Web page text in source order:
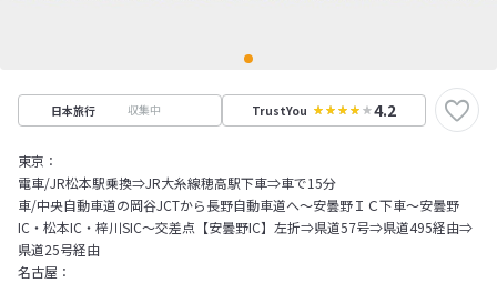
日本旅行 収集中 TrustYou 4.2
東京：
電車/JR松本駅乗換⇒JR大糸線穂高駅下車⇒車で15分
車/中央自動車道の岡谷JCTから長野自動車道へ～安曇野ＩＣ下車～安曇野
IC・松本IC・梓川SIC～交差点【安曇野IC】左折⇒県道57号⇒県道495経由⇒
県道25号経由
名古屋：